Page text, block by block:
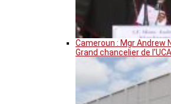
Cameroun : Mgr Andrew
Grand chancelier de